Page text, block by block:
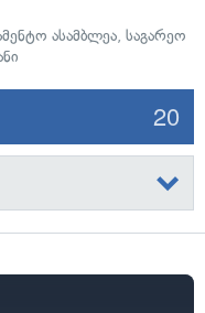
ასამბლეა, საგარეო
20